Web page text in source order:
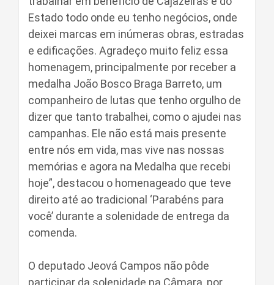
Estado todo onde eu tenho negócios, onde
deixei marcas em inúmeras obras, estradas
e edificações. Agradeço muito feliz essa
homenagem, principalmente por receber a
medalha João Bosco Braga Barreto, um
companheiro de lutas que tenho orgulho de
dizer que tanto trabalhei, como o ajudei nas
campanhas. Ele não está mais presente
entre nós em vida, mas vive nas nossas
memórias e agora na Medalha que recebi
hoje”, destacou o homenageado que teve
direito até ao tradicional ‘Parabéns para
você’ durante a solenidade de entrega da
comenda.
O deputado Jeová Campos não pôde
participar da solenidade na Câmara, por